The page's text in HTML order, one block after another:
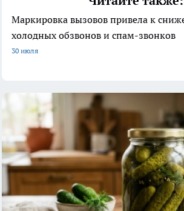
Маркировка вызовов привела к
холодных обзвонов и спам-звонков
30 июля